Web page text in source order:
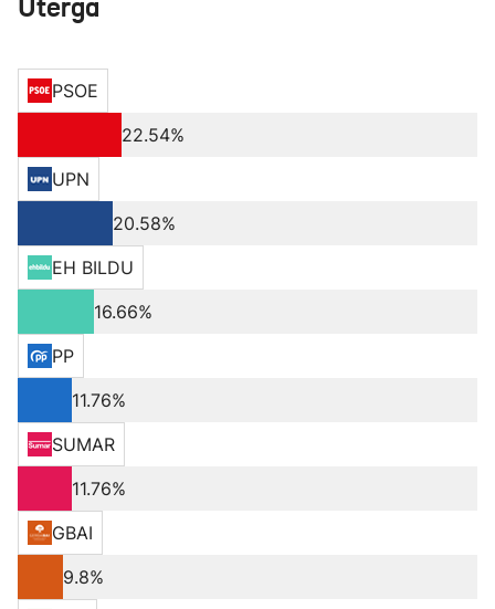
Uterga
PSOE
22.54%
UPN
20.58%
EH BILDU
16.66%
PP
11.76%
SUMAR
11.76%
GBAI
9.8%